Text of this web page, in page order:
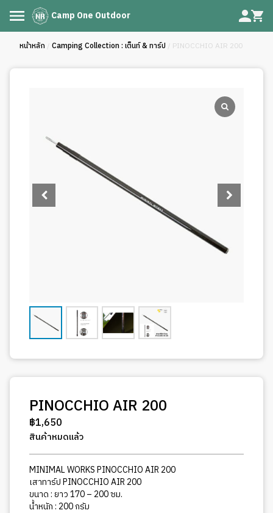
Camp One Outdoor
หน้าหลัก / Camping Collection : เต็นท์ & ทาร์ป / PINOCCHIO AIR 200
PINOCCHIO AIR 200
฿1,650
สินค้าหมดแล้ว
MINIMAL WORKS PINOCCHIO AIR 200
เสาทาร์ป PINOCCHIO AIR 200
ขนาด : ยาว 170 – 200 ซม.
น้ำหนัก : 200 กรัม